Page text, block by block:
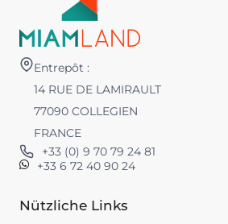
Entrepôt :
14 RUE DE LAMIRAULT
77090 COLLEGIEN
FRANCE
+33 (0) 9 70 79 24 81
+33 6 72 40 90 24
Nützliche Links